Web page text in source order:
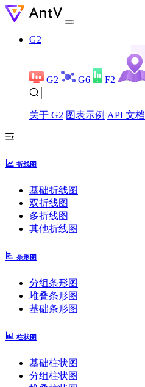
G2
G2 G6 F2
关于 G2 图表示例 API 文档
折线图
基础折线图
双折线图
多折线图
其他折线图
条形图
分组条形图
堆叠条形图
基础条形图
柱状图
基础柱状图
分组柱状图